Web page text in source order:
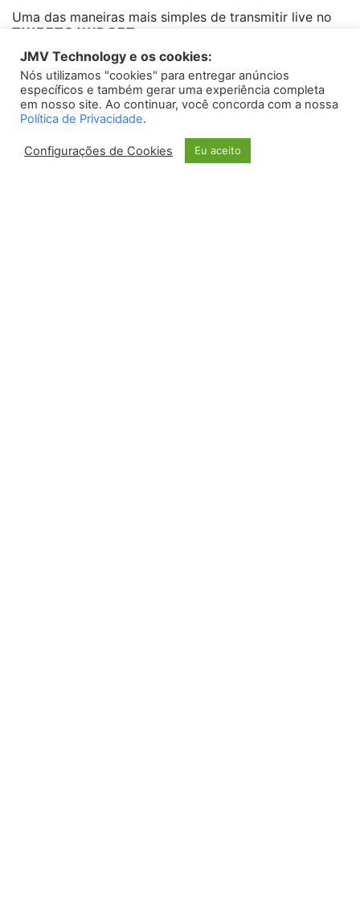
Uma das maneiras mais simples de transmitir live no
do YouTube. Para isso, você precisará ter um canal
ativo no YouTube e seguir alguns passos simples.
Acesse o aplicativo do YouTube em seu celular, clique
direita da tela e escolha a opção “Transmitir ao vivo”.
TWEETS WIDGET
Please installoAuth Twitter Feed for Developers
JMV Technology e os cookies:
Nós utilizamos "cookies" para entregar anúncios
específicos e também gerar uma experiência completa
em nosso site. Ao continuar, você concorda com a nossa
Política de Privacidade.
Configurações de Cookies Eu aceito